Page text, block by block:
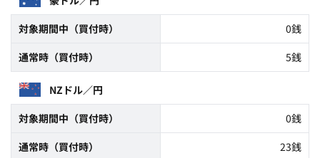
対象期間中（買付時）
0銭
通常時（買付時）
5銭
NZドル／円
対象期間中（買付時）
0銭
通常時（買付時）
23銭